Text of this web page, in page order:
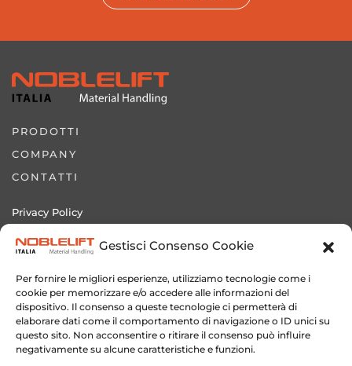
Gestisci Consenso Cookie
Per fornire le migliori esperienze, utilizziamo tecnologie come i
cookie per memorizzare e/o accedere alle informazioni del
dispositivo. Il consenso a queste tecnologie ci permetterà di
elaborare dati come il comportamento di navigazione o ID unici su
questo sito. Non acconsentire o ritirare il consenso può influire
negativamente su alcune caratteristiche e funzioni.
PRODOTTI
COMPANY
CONTATTI
Privacy Policy
Cookie Policy
+39 0572 635536